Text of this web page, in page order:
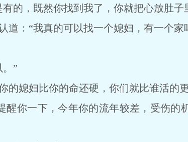
，既然你找到我了，你就把心放肚子
：“我真的可以找一个媳妇，有一个家
”
媳妇比你的命还硬，你们就比谁活的更
你一下，今年你的流年较差，受伤的